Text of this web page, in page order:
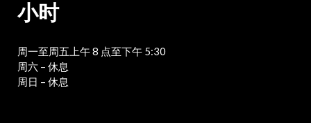
小时
周一至周五上午 8 点至下午 5:30
周六 – 休息
周日 – 休息